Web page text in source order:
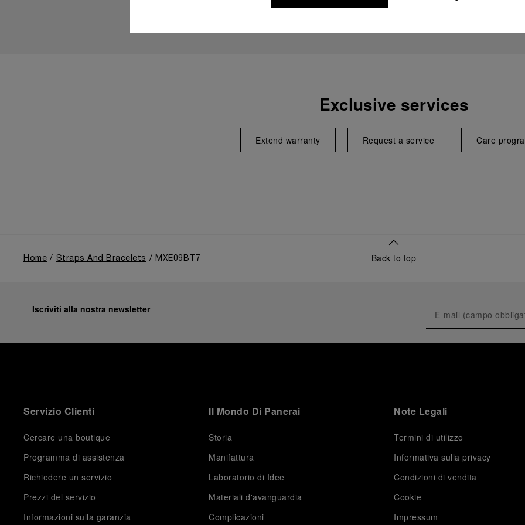
Exclusive services
Extend warranty Request a service Care
Home Straps And Bracelets MXE09BT7 Back to top
Iscriviti alla nostra newsletter
Servizio Clienti
Cercare una boutique
Programma di assistenza
Richiedere un servizio
Prezzi del servizio
Informazioni sulla garanzia
Il Mondo Di Panerai
Storia
Manifattura
Laboratorio di Idee
Materiali d'avanguardia
Complicazioni
Note Legali
Termini di utilizzo
Informativa sulla privacy
Condizioni di vendita
Cookie
Impressum